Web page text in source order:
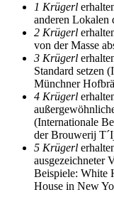
1 Krügerl
anderen Lokalen
2 Krügerl
von der Masse
3 Krügerl
Standard setzen
Münchner
4 Krügerl
(Internationale
der Brouwerij
5 Krügerl
ausgezeichneter
Beispiele: White
House in New